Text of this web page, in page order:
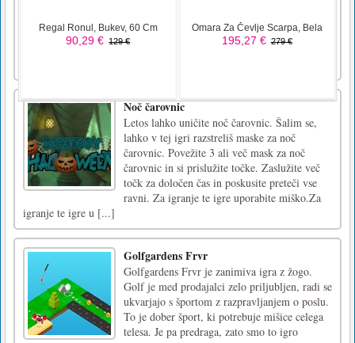
strategijo in veščine za zaščito vašega
doma!interakcija z [...]
da boste branili njihov vrtalnik, ko minevajo
planete svojih jeder. Jedra na planetu se
uporabljajo za proizvodnjo "Core Juice". Ali
imate veščine, potrebne za obrambo vaje z
gradnjo enot in raziskovanjem novih
tehnologij? Klj [...]
Noč čarovnic
Letos lahko uničite noč čarovnic. Šalim se,
lahko v tej igri razstreliš maske za noč
čarovnic. Povežite 3 ali več mask za noč
čarovnic in si prislužite točke. Zaslužite več
točk za določen čas in poskusite preteči vse
ravni. Za igranje te igre uporabite miško.Za
igranje te igre u [...]